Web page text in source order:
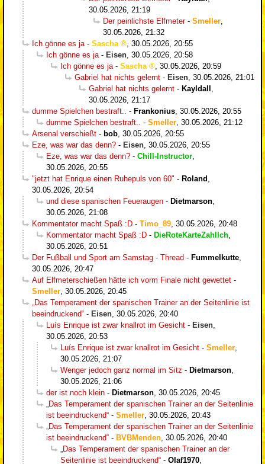
30.05.2026, 21:19
Der peinlichste Elfmeter- Smeller,
30.05.2026, 21:32
Ich gönne es ja- Sascha , 30.05.2026, 20:55
Ich gönne es ja- Eisen, 30.05.2026, 20:58
Ich gönne es ja- Sascha , 30.05.2026, 20:59
Gabriel hat nichts gelernt - Eisen, 30.05.2026, 21:01
Gabriel hat nichts gelernt - Kayldall ,
30.05.2026, 21:17
dumme Spielchen bestraft.. - Frankonius, 30.05.2026, 20:55
dumme Spielchen bestraft.. - Smeller, 30.05.2026, 21:12
Arsenal verschießt - bob, 30.05.2026, 20:55
Eze, was war das denn? - Eisen, 30.05.2026, 20:55
Eze, was war das denn? - Chill-Instructor,
30.05.2026, 20:55
"jetzt hat Enrique einen Ruhepuls von 60" - Roland ,
30.05.2026, 20:54
und diese spanischen Feueraugen - Dietmarson,
30.05.2026, 21:08
Kommentator macht Spaß :D - Timo_89, 30.05.2026, 20:48
Kommentator macht Spaß :D - DieRoteKarteZahlIch,
30.05.2026, 20:51
Der Fußball und Sport am Samstag - Thread - Fummelkutte,
30.05.2026, 20:47
Auf Elfmeterschießen hätte ich vorm Finale nicht gewettet -
Smeller, 30.05.2026, 20:45
„Das Temperament der spanischen Trainer an der Seitenlinie ist
beeindruckend“ - Eisen, 30.05.2026, 20:40
Luís Enrique ist zwar knallrot im Gesicht - Eisen,
30.05.2026, 20:53
Luís Enrique ist zwar knallrot im Gesicht - Smeller,
30.05.2026, 21:07
Wenger jedoch ganz normal im Sitz - Dietmarson,
30.05.2026, 21:06
der ist noch klein - Dietmarson, 30.05.2026, 20:45
„Das Temperament der spanischen Trainer an der Seitenlinie
ist beeindruckend“ - Smeller, 30.05.2026, 20:43
„Das Temperament der spanischen Trainer an der Seitenlinie
ist beeindruckend“ - BVBMenden, 30.05.2026, 20:40
„Das Temperament der spanischen Trainer an der
Seitenlinie ist beeindruckend“ - Olaf1970,